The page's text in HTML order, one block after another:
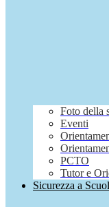
Foto della
Eventi
PCTO
Tutor e
Sicurezza a